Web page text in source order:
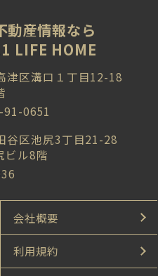
動産情報なら
LIFE HOME
津区溝口１丁目12-18
91-0651
谷区池尻3丁目21-28
ビル8階
会社概要
利用規約